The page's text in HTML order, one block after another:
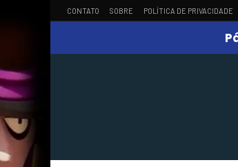
CONTATO SOBRE POLÍTICA DE PRIVACIDADE